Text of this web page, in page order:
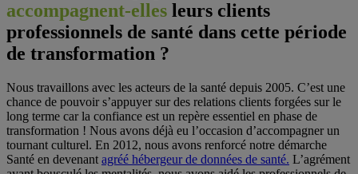
accompagnent-elles leurs clients
professionnels de santé dans cette période
de transformation ?
Nous travaillons avec les acteurs de la santé depuis 2005. C’est une
chance de pouvoir s’appuyer sur des relations clients forgées sur le
long terme car la confiance est un repère essentiel en phase de
transformation ! Nous avons déjà eu l’occasion d’accompagner un
tournant culturel. En 2012, nous avons renforcé notre démarche
Santé en devenant agréé hébergeur de données de santé. L’agrément